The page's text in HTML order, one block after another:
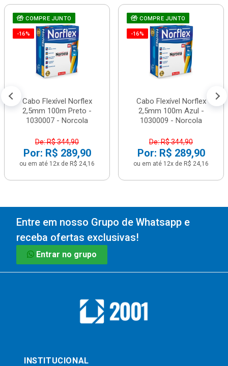
COMPRE JUNTO
-16%
Cabo Flexível Norflex
2,5mm 100m Preto -
1030007 - Norcola
De: R$ 344,90
Por: R$ 289,90
ou em até 12x de R$ 24,16
COMPRE JUNTO
-16%
Cabo Flexível Norflex
2,5mm 100m Azul -
1030009 - Norcola
De: R$ 344,90
Por: R$ 289,90
ou em até 12x de R$ 24,16
Entre em nosso Grupo de Whatsapp e
receba ofertas exclusivas!
Entrar no grupo
INSTITUCIONAL